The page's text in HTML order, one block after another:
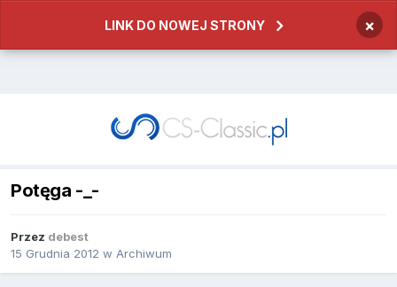
LINK DO NOWEJ STRONY ×
Potęga -_-
Przez debest
15 Grudnia 2012 w Archiwum